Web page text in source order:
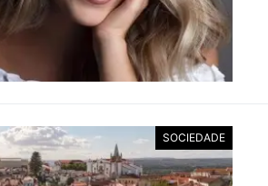
SOCIEDADE